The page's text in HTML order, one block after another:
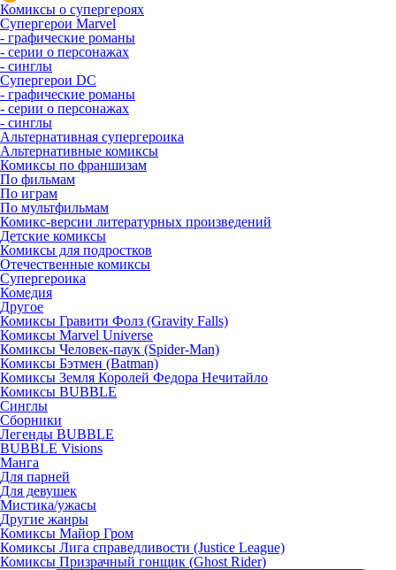
Комиксы о супергероях
Супергерои Marvel
- графические романы
- серии о персонажах
- синглы
Супергерои DC
- графические романы
- серии о персонажах
- синглы
Альтернативная супергероика
Альтернативные комиксы
Комиксы по франшизам
По фильмам
По играм
По мультфильмам
Комикс-версии литературных произведений
Детские комиксы
Комиксы для подростков
Отечественные комиксы
Супергероика
Комедия
Другое
Комиксы Гравити Фолз (Gravity Falls)
Комиксы Marvel Universe
Комиксы Человек-паук (Spider-Man)
Комиксы Бэтмен (Batman)
Комиксы Земля Королей Федора Нечитайло
Комиксы BUBBLE
Синглы
Сборники
Легенды BUBBLE
BUBBLE Visions
Манга
Для парней
Для девушек
Мистика/ужасы
Другие жанры
Комиксы Майор Гром
Комиксы Лига справедливости (Justice League)
Комиксы Призрачный гонщик (Ghost Rider)